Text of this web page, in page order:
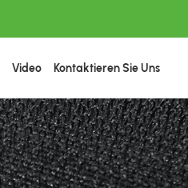
Video Kontaktieren Sie Uns